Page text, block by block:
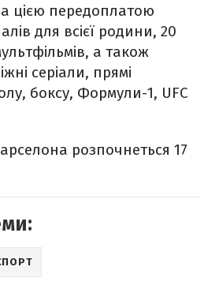
цією передоплатою
для всієї родини, 20
а також
серіали, прямі
боксу, Формули-1, UFC
розпочнеться 17